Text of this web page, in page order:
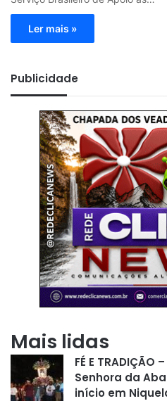
Ler mais »
Publicidade
Mais lidas
FÉ E
Senhora da
início em